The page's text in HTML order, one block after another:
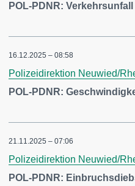
POL-PDNR:
16.12.2025 – 08:58
Polizeidirektion Neuwied/
POL-PDNR:
21.11.2025 – 07:06
Polizeidirektion Neuwied/
POL-PDNR: